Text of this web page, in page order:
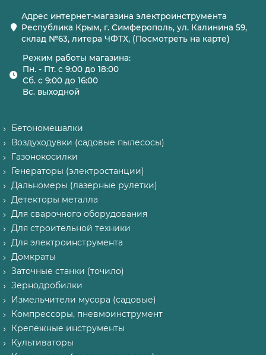
Адрес интернет-магазина электроинструмента
Республика Крым, г. Симферополь, ул. Калинина 59,
склад №63, литера ЧФТХ, (Посмотреть на карте)
Режим работы магазина:
Пн. - Пт. с 9:00 до 18:00
Сб. с 9:00 до 16:00
Вс. выходной
Бетономешалки
Воздуходувки (садовые пылесосы)
Газонокосилки
Генераторы (электростанции)
Дальномеры (лазерные рулетки)
Детекторы металла
Для сварочного оборудования
Для строительной техники
Для электроинструмента
Домкраты
Заточные станки (точило)
Зернодробилки
Измельчители мусора (садовые)
Компрессоры, пневмоинструмент
Крепёжные инструменты
Культиваторы